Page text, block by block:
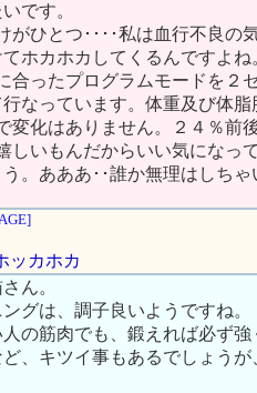
です。
がひとつ････私は血行不良の
ホカホカしてくるんですよ
合ったプログラムモードを２
なっています。体重及び体
変化はありません。２４％前
しいもんだからいい気になっ
。あああ･･誰か無理はしち
ッカホカ
ん。
グは、調子良いようですね。
の筋肉でも、鍛えれば必ず
、キツイ事もあるでしょう